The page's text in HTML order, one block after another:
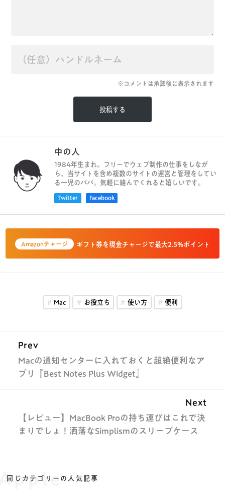
※コメントは承認後に表示されます
中の人
1984年生まれ。フリーでウェブ制作の仕事をしなが
ら、当サイトを含め複数のサイトの運営と管理をしてい
る一児のパパ。気軽に絡んでくれると嬉しいです。
Twitter Facebook
Amazonチャージ ギフト券を現金チャージで最大2.5%ポイント
Mac お役立ち 使い方 便利
Prev
Macの通知センターに入れておくと超絶便利なア
プリ『Best Notes Plus Widget』
Next
【レビュー】MacBook Proの持ち運びはこれで決
まりでしょ！洒落なSimplismのスリーブケース
同じカテゴリーの人気記事